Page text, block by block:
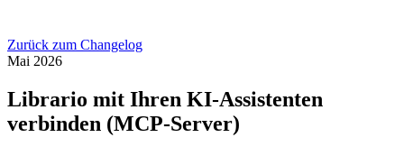
Zurück zum Changelog
Mai 2026
Librario mit Ihren KI-Assistenten
verbinden (MCP-Server)